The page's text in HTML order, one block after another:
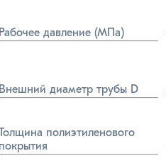
Рабочее давление (МПа)
Внешний диаметр трубы D
Толщина полиэтиленового
покрытия